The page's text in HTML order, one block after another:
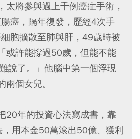
太將參與過上千例癌症手術，
癌，隔年復發，歷經4次手
胞擴散至肺與肝，49歲時被
或許能撐過50歲，但能不能
說了。」他腦中第一個浮現
兩個女兒。
20年的投資心法寫成書，靠
用本金50萬滾出50億、獲利